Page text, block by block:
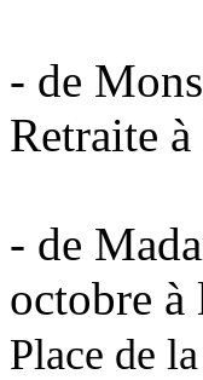
- de
Retraite
- de
octobre à
Place de